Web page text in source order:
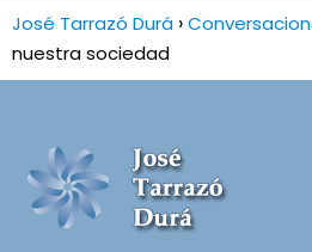
José Tarrazó Durá
nuestra sociedad